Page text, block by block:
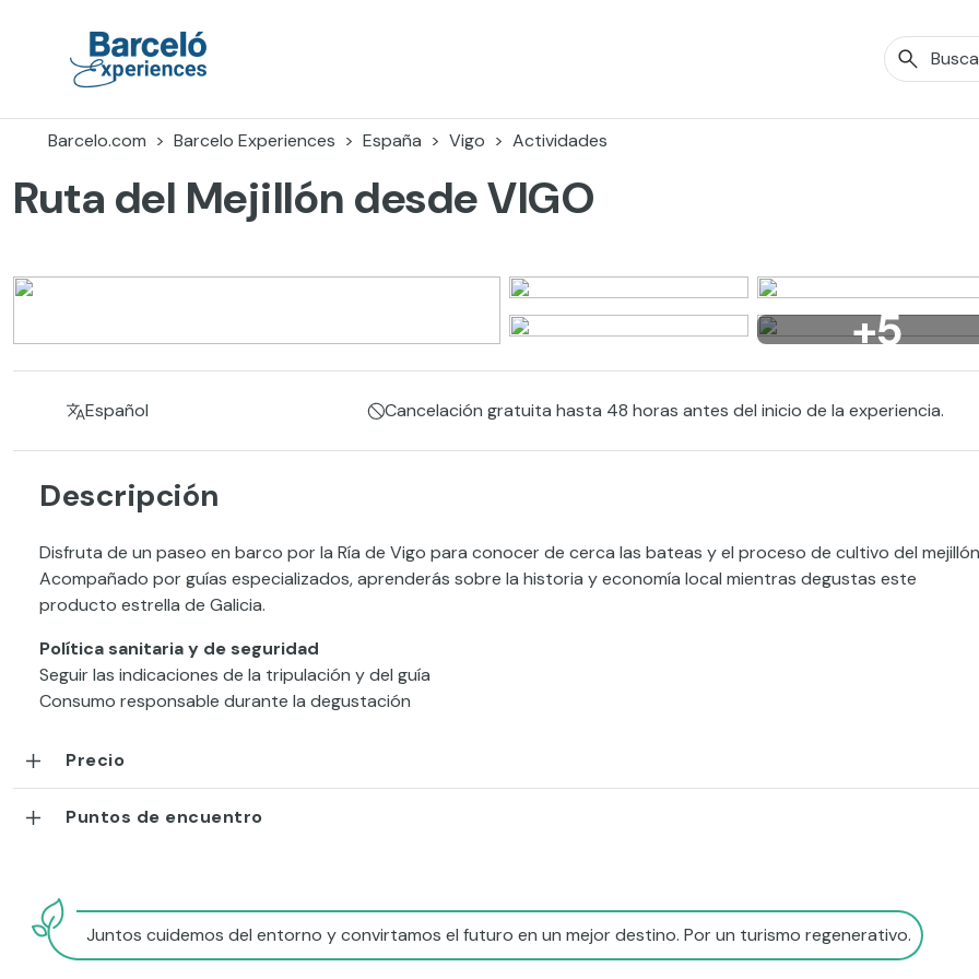
Barcelo.com
Barcelo Experiences España Vigo Actividades
Ruta del Mejillón desde VIGO
+5
Español Cancelación gratuita hasta 48 horas antes del inicio de la experiencia.
Descripción
Disfruta de un paseo en barco por la Ría de Vigo para conocer de cerca las bateas y el proceso de cultivo del
Acompañado por guías especializados, aprenderás sobre la historia y economía local mientras degustas este
producto estrella de Galicia.
Política sanitaria y de seguridad
Seguir las indicaciones de la tripulación y del guía
Consumo responsable durante la degustación
Precio
Puntos de encuentro
Juntos cuidemos del entorno y convirtamos el futuro en un mejor destino. Por un turismo regenerativo.